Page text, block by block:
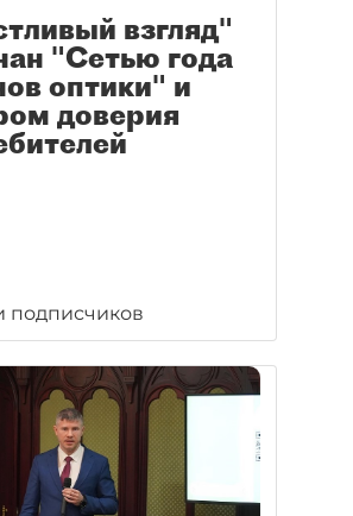
взгляд"
"Сетью года
оптики" и
доверия
подписчиков